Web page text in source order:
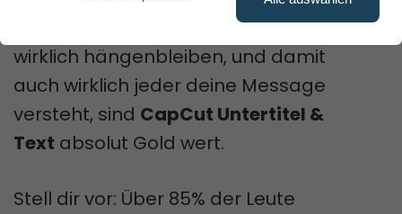
Für maximale Reichweite, Leute, die
wirklich hängenbleiben, und damit
auch wirklich jeder deine Message
versteht, sind CapCut Untertitel &
Text absolut Gold wert.
Stell dir vor: Über 85% der Leute